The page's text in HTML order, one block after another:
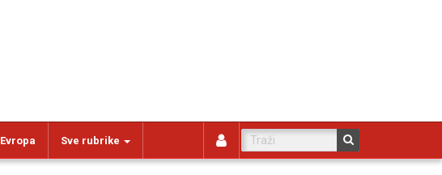
Evropa Sve rubrike